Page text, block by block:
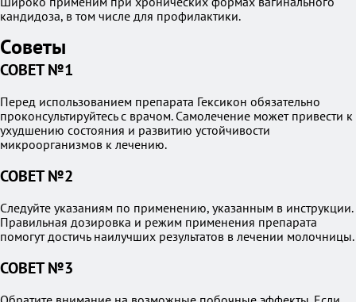
кандидоза, в том числе для профилактики.
Советы
СОВЕТ №1
Перед использованием препарата Гексикон обязательно
проконсультируйтесь с врачом. Самолечение может привести к
ухудшению состояния и развитию устойчивости
микроорганизмов к лечению.
СОВЕТ №2
Следуйте указаниям по применению, указанным в инструкции.
Правильная дозировка и режим применения препарата
помогут достичь наилучших результатов в лечении молочницы.
СОВЕТ №3